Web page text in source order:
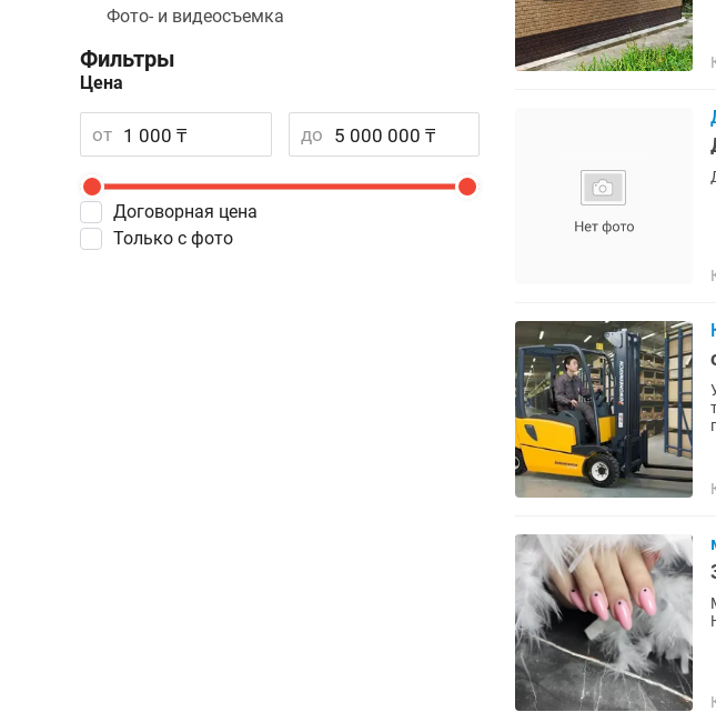
Фото- и видеосъемка
Фильтры
Цена
от до
Договорная цена
Только с фото